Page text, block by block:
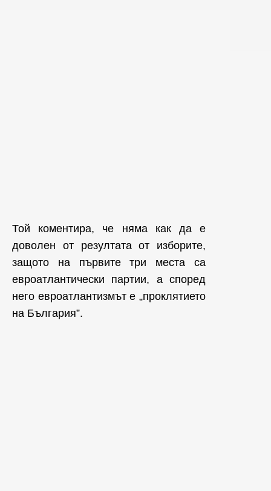
Той коментира, че няма как да е
доволен от резултата от изборите,
защото на първите три места са
евроатлантически партии, а според
него евроатлантизмът е „проклятието
на България”.